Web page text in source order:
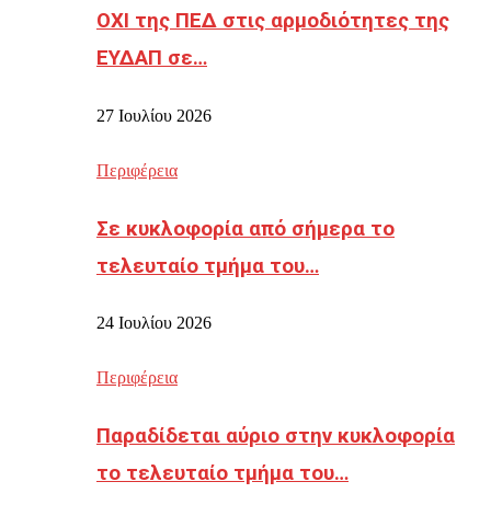
ΟΧΙ της ΠΕΔ στις αρμοδιότητες της
ΕΥΔΑΠ σε…
27 Ιουλίου 2026
Περιφέρεια
Σε κυκλοφορία από σήμερα το
τελευταίο τμήμα του…
24 Ιουλίου 2026
Περιφέρεια
Παραδίδεται αύριο στην κυκλοφορία
το τελευταίο τμήμα του…